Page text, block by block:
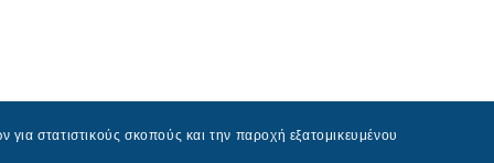
στατιστικούς σκοπούς και την παροχή εξατομικευμένου